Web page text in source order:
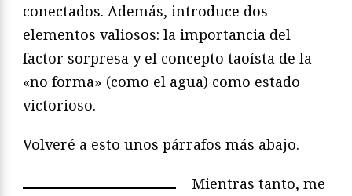
conectados. Además, introduce dos
elementos valiosos: la importancia del
factor sorpresa y el concepto taoísta de la
«no forma» (como el agua) como estado
victorioso.
Volveré a esto unos párrafos más abajo.
Mientras tanto, me